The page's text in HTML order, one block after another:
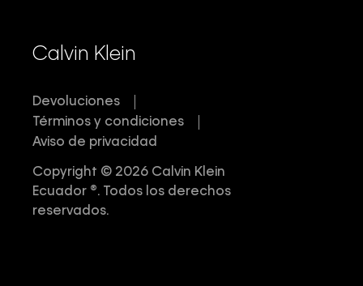
Calvin Klein
Devoluciones
Términos y condiciones
Aviso de privacidad
Copyright © 2026 Calvin Klein
Ecuador ®. Todos los derechos
reservados.